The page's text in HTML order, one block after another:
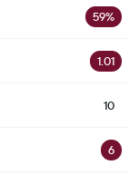
59%
1.01
10
6